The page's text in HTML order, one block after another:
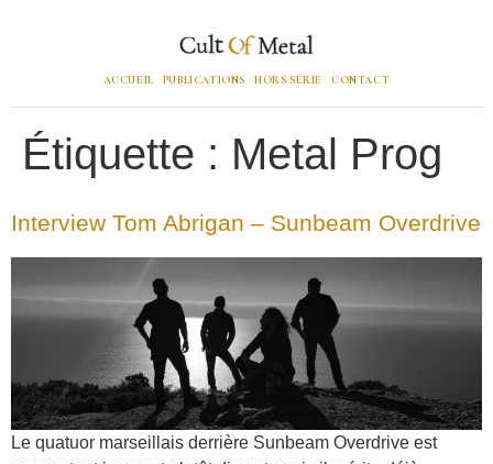
ACCUEIL PUBLICATIONS HORS SÉRIE CONTACT
Étiquette : Metal Prog
Interview Tom Abrigan – Sunbeam Overdrive
Le quatuor marseillais derrière Sunbeam Overdrive est